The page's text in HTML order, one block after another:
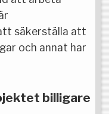
säkerställa att
och annat har
billigare